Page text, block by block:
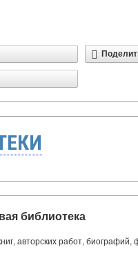
библиотека
авторских работ,